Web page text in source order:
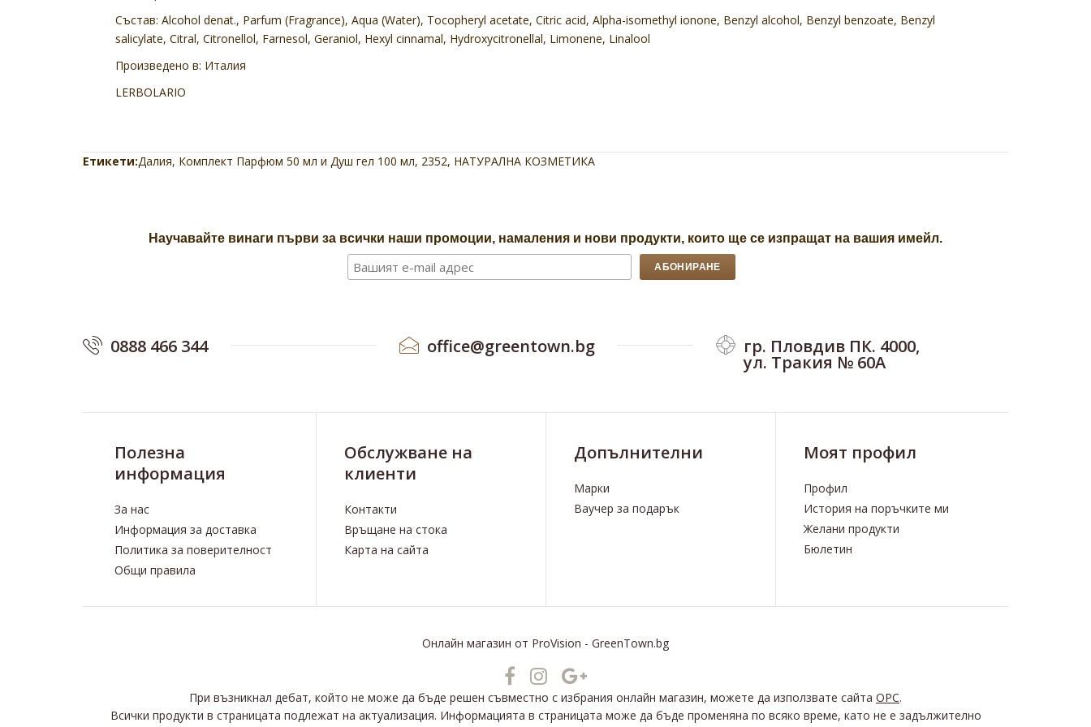
Състав: Alcohol denat., Parfum (Fragrance), Aqua (Water), Tocopheryl acetate, Citric acid, Alpha-isomethyl ionone, Benzyl alcohol, Benzyl benzoate, Benzyl
salicylate, Citral, Citronellol, Farnesol, Geraniol, Hexyl cinnamal, Hydroxycitronellal, Limonene, Linalool
Произведено в: Италия
LERBOLARIO
Етикети:Далия, Комплект Парфюм 50 мл и Душ гел 100 мл, 2352, НАТУРАЛНА КОЗМЕТИКА
Научавайте винаги първи за всички наши промоции, намаления и нови продукти, които ще се изпращат на вашия имейл.
0888 466 344 office@greentown.bg гр. Пловдив ПК. 4000,
ул. Тракия № 60А
Полезна
информация
За нас
Информация за доставка
Политика за поверителност
Общи правила
Oбслужване на
клиенти
Контакти
Връщане на стока
Карта на сайта
Допълнителни
Марки
Ваучер за подарък
Моят профил
Профил
История на поръчките ми
Желани продукти
Бюлетин
Онлайн магазин от ProVision - GreenTown.bg
При възникнал дебат, който не може да бъде решен съвместно с избрания онлайн магазин, можете да използвате сайта ОРС.
Всички продукти в страницата подлежат на актуализация. Информацията в страницата може да бъде променяна по всяко време, като не е задължително